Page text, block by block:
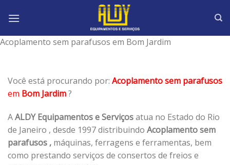
Acoplamento sem parafusos em Bom Jardim
Você está procurando por: Acoplamento sem parafusos
em Bom Jardim?
AALDY Equipamentos e Serviçosatua no Estado do Rio
de Janeiro , desde 1997 distribuindo Acoplamento sem
parafusos , máquinas, ferragens e ferramentas, bem
como prestando serviços de consertos de freios e